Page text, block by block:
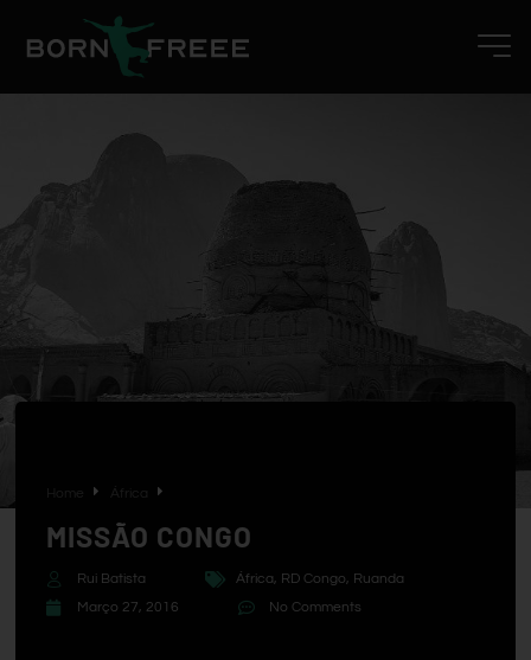
MISSÃO CONGO
Rui Batista África, RD Congo, Ruanda
Março 27, 2016
No Comments